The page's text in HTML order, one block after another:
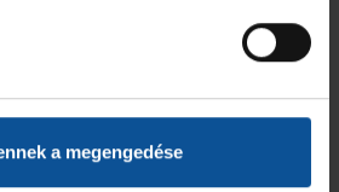
a megengedése
1 - - 1 -
9 - -